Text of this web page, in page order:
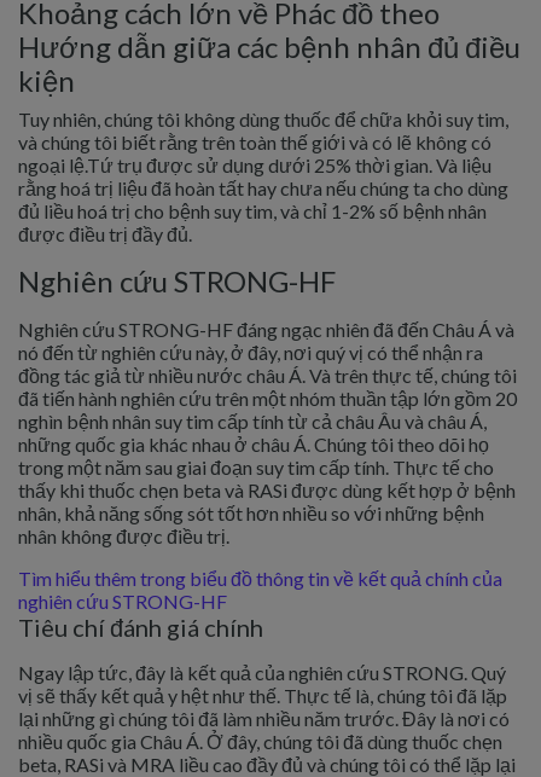
Khoảng cách lớn về Phác đồ theo
Hướng dẫn giữa các bệnh nhân đủ điều
kiện
Tuy nhiên, chúng tôi không dùng thuốc để chữa khỏi suy tim,
và chúng tôi biết rằng trên toàn thế giới và có lẽ không có
ngoại lệ.Tứ trụ được sử dụng dưới 25% thời gian. Và liệu
rằng hoá trị liệu đã hoàn tất hay chưa nếu chúng ta cho dùng
đủ liều hoá trị cho bệnh suy tim, và chỉ 1-2% số bệnh nhân
được điều trị đầy đủ.
Nghiên cứu STRONG-HF
Nghiên cứu STRONG-HF đáng ngạc nhiên đã đến Châu Á và
nó đến từ nghiên cứu này, ở đây, nơi quý vị có thể nhận ra
đồng tác giả từ nhiều nước châu Á. Và trên thực tế, chúng tôi
đã tiến hành nghiên cứu trên một nhóm thuần tập lớn gồm 20
nghìn bệnh nhân suy tim cấp tính từ cả châu Âu và châu Á,
những quốc gia khác nhau ở châu Á. Chúng tôi theo dõi họ
trong một năm sau giai đoạn suy tim cấp tính. Thực tế cho
thấy khi thuốc chẹn beta và RASi được dùng kết hợp ở bệnh
nhân, khả năng sống sót tốt hơn nhiều so với những bệnh
nhân không được điều trị.
Tìm hiểu thêm trong biểu đồ thông tin về kết quả chính của
nghiên cứu STRONG-HF
Tiêu chí đánh giá chính
Ngay lập tức, đây là kết quả của nghiên cứu STRONG. Quý
vị sẽ thấy kết quả y hệt như thế. Thực tế là, chúng tôi đã lặp
lại những gì chúng tôi đã làm nhiều năm trước. Đây là nơi có
nhiều quốc gia Châu Á. Ở đây, chúng tôi đã dùng thuốc chẹn
beta, RASi và MRA liều cao đầy đủ và chúng tôi có thể lặp lại